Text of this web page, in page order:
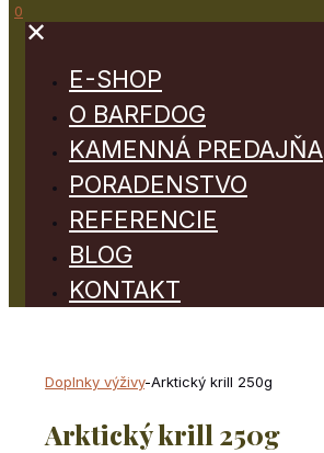
0
✕
E-SHOP
O BARFDOG
KAMENNÁ PREDAJŇA
PORADENSTVO
REFERENCIE
BLOG
KONTAKT
Doplnky výživy-Arktický krill 250g
Arktický krill 250g